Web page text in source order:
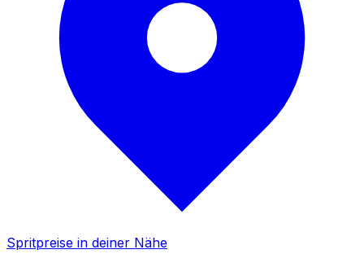
Spritpreise in deiner Nähe